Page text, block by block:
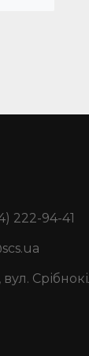
222-94-41
вул.